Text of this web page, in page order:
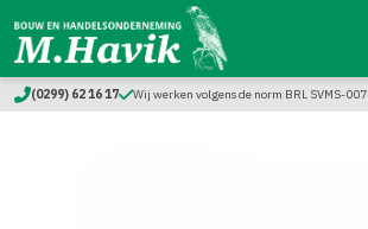
(0299) 62 16 17 Wij werken volgens de norm BRL SVMS-007